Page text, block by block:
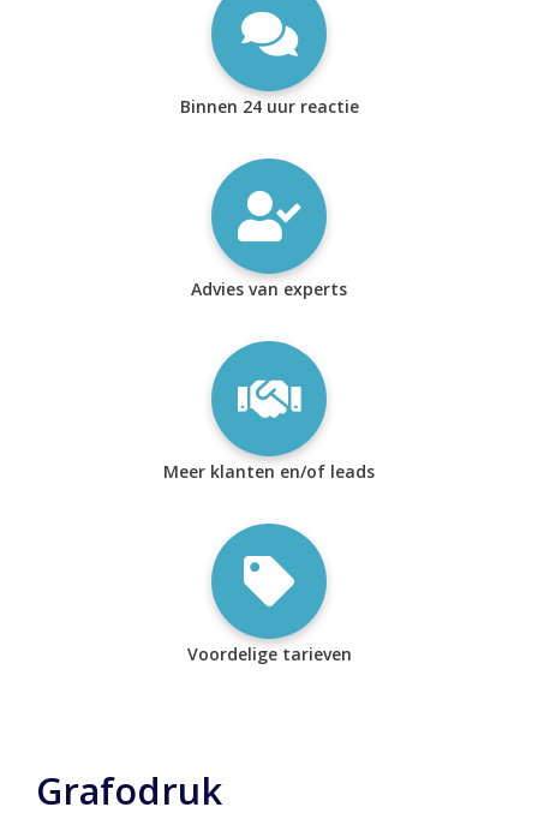
Binnen 24 uur reactie
Advies van experts
Meer klanten en/of leads
Voordelige tarieven
Grafodruk